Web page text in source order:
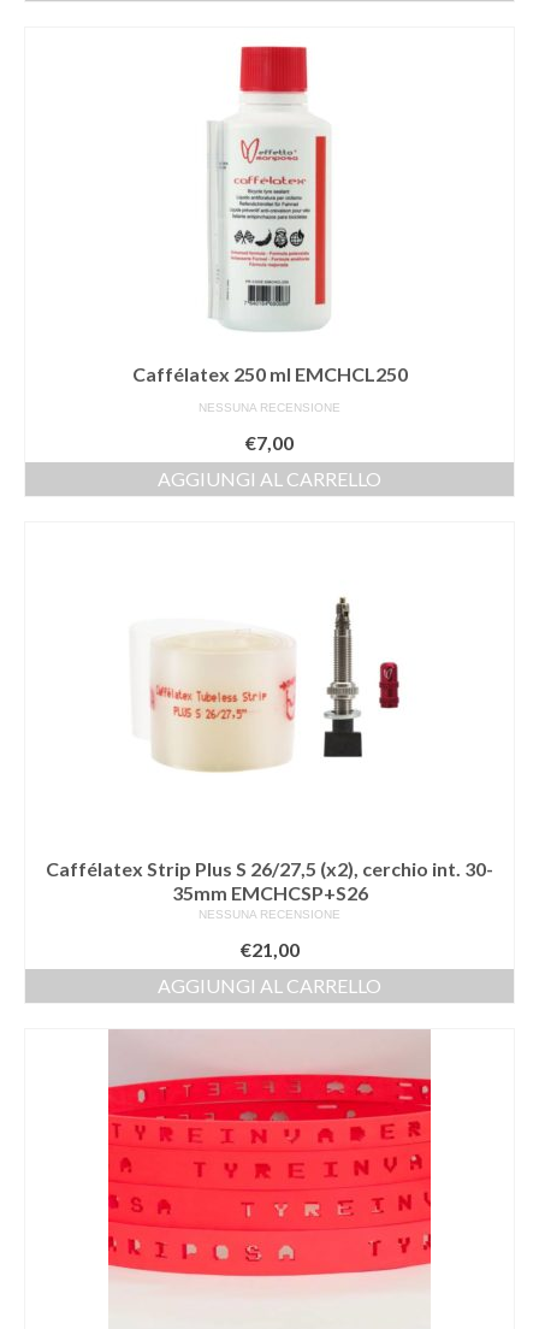
Caffélatex 250 ml EMCHCL250
NESSUNA RECENSIONE
€7,00
AGGIUNGI AL CARRELLO
Caffélatex Strip Plus S 26/27,5 (x2), cerchio int. 30-
35mm EMCHCSP+S26
NESSUNA RECENSIONE
€21,00
AGGIUNGI AL CARRELLO